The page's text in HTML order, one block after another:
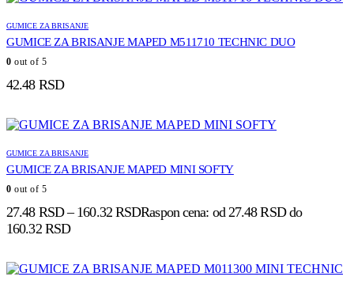
GUMICE ZA BRISANJE
GUMICE ZA BRISANJE MAPED M511710 TECHNIC DUO
0 out of 5
42.48 RSD
GUMICE ZA BRISANJE
GUMICE ZA BRISANJE MAPED MINI SOFTY
0 out of 5
27.48 RSD – 160.32 RSDRaspon cena: od 27.48 RSD do
160.32 RSD